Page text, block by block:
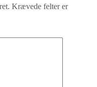
Krævede felter er